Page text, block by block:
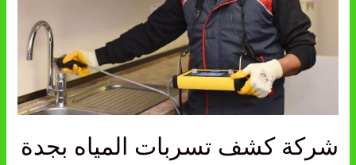
شركة كشف تسربات المياه بجدة